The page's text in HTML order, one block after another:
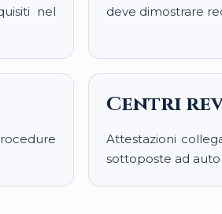
nel
deve dimostrare
Centri
Attestazioni
sottoposte ad